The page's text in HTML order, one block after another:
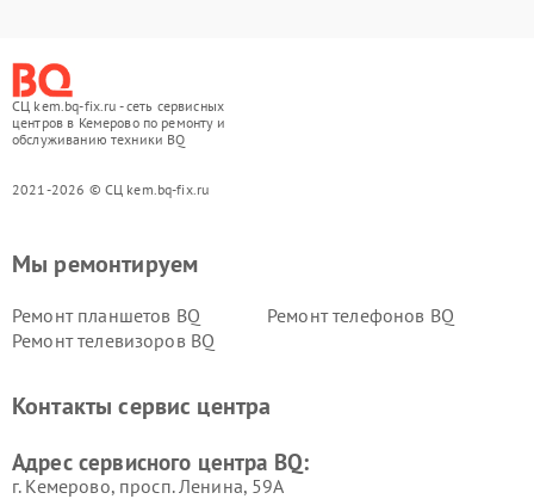
СЦ kem.bq-fix.ru - сеть сервисных
центров в Кемерово по ремонту и
обслуживанию техники BQ
2021-2026 © СЦ kem.bq-fix.ru
Мы ремонтируем
Ремонт планшетов BQ
Ремонт телефонов BQ
Ремонт телевизоров BQ
Контакты сервис центра
Адрес сервисного центра BQ:
г. Кемерово, просп. Ленина, 59А